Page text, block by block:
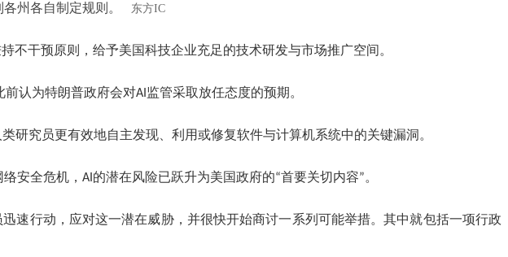
州各自制定规则。
东方IC
不干预原则，给予美国科技企业充足的技术研发与市场推广空间。
认为特朗普政府会对AI监管采取放任态度的预期。
研究员更有效地自主发现、利用或修复软件与计算机系统中的关键漏洞。
安全危机，AI的潜在风险已跃升为美国政府的“首要关切内容”。
速行动，应对这一潜在威胁，并很快开始商讨一系列可能举措。其中就包括一项行政